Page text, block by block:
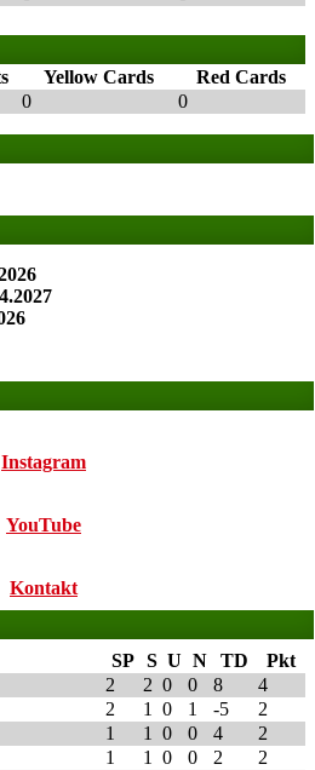
Yellow Cards
Red Cards
0 0
Instagram
YouTube
Kontakt
SP S U N TD
Pkt
2 2 0 0 8
4
2 1 0 1 -5
2
1 1 0 0 4
2
1 1 0 0 2
2